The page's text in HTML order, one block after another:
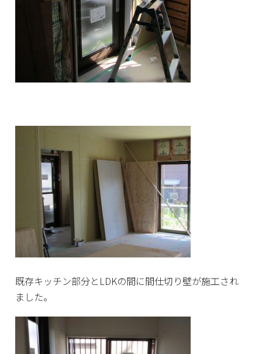
既存キッチン部分とLDKの間に間仕切り壁が施工され
ました。